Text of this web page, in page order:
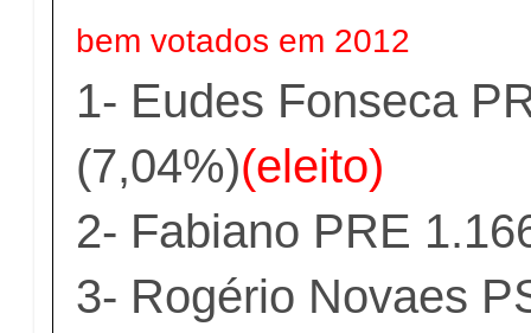
bem votados em 2012
1- Eudes Fonseca
(7,04%)(eleito)
2- Fabiano PRE
3- Rogério Novaes